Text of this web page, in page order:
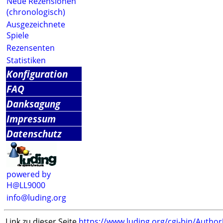
(chronologisch)
Ausgezeichnete
Spiele
Rezensenten
Statistiken
Konfiguration
FAQ
Danksagung
Impressum
Datenschutz
powered by
H@LL9000
info@luding.org